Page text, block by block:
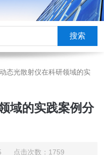
动态光散射仪在科研领域的实
域的实践案例分
点击次数：1759